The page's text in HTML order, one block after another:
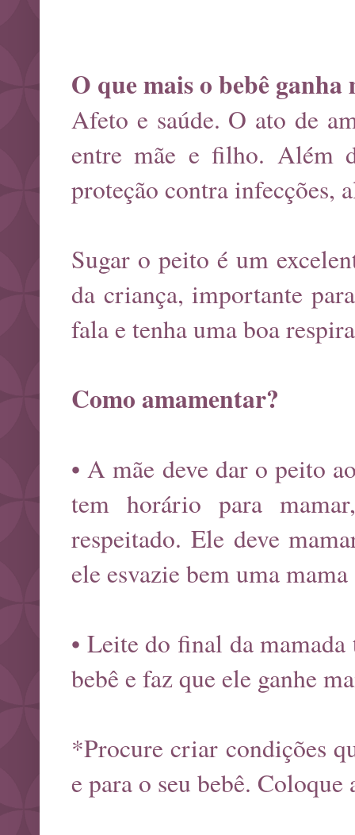
O que mais o bebê
Afeto e saúde. O ato de
entre mãe e filho. Além
proteção contra infecções,
Sugar o peito é um
da criança, importante
fala e tenha uma boa
Como amamentar?
• A mãe deve dar o peito
tem horário para
respeitado. Ele deve
ele esvazie bem uma
• Leite do final da
bebê e faz que ele ganhe
*Procure criar condições
e para o seu bebê.